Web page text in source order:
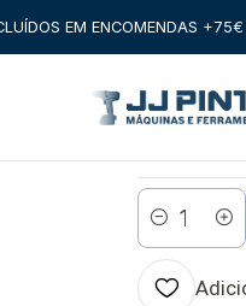
EM ENCOMENDAS
AGRAFADORAS PNEUMÁTICAS
Estado:
Quantidade